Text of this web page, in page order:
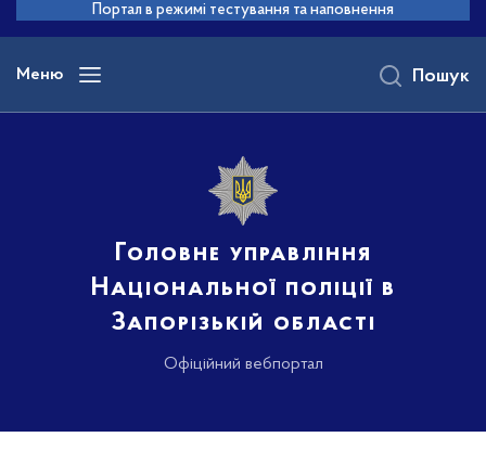
основного
вмісту
Портал в режимі тестування та наповнення
Меню
Головне управління
Національної поліції в
Запорізькій області
Офіційний вебпортал
Пошук